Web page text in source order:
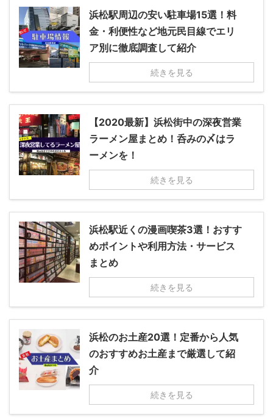
浜松駅周辺の安い駐車場15選！料
金・利便性など地元民目線でエリ
ア別に徹底調査して紹介
続きを見る
【2020最新】浜松街中の深夜営業
ラーメン屋まとめ！呑みの〆はラ
ーメンを！
続きを見る
浜松駅近くの漫画喫茶3選！おすす
めポイントや利用方法・サービス
まとめ
続きを見る
浜松のお土産20選！定番から人気
のおすすめお土産まで厳選して紹
介
続きを見る